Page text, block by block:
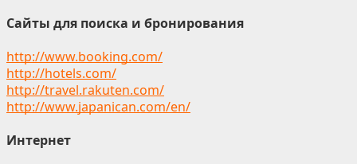
Сайты для поиска и бронирования
http://www.booking.com/
http://hotels.com/
http://travel.rakuten.com/
http://www.japanican.com/en/
Интернет